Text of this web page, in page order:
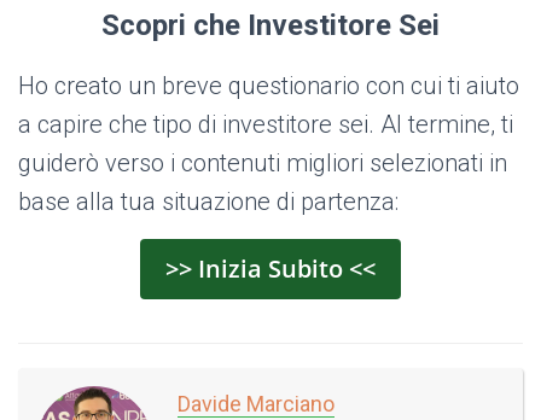
Scopri che Investitore Sei
Ho creato un breve questionario con cui ti aiuto
a capire che tipo di investitore sei. Al termine, ti
guiderò verso i contenuti migliori selezionati in
base alla tua situazione di partenza:
>> Inizia Subito <<
Davide Marciano